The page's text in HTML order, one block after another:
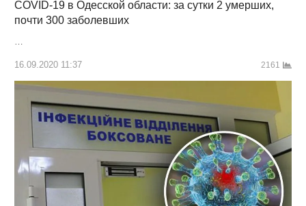
COVID-19 в Одесской области: за сутки 2 умерших,
почти 300 заболевших
16.09.2020 11:37 2161